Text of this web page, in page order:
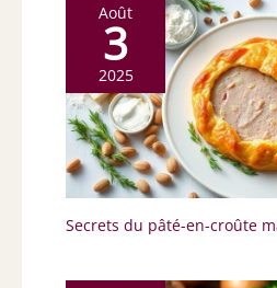
Août
3
2025
Secrets du pâté-en-croûte